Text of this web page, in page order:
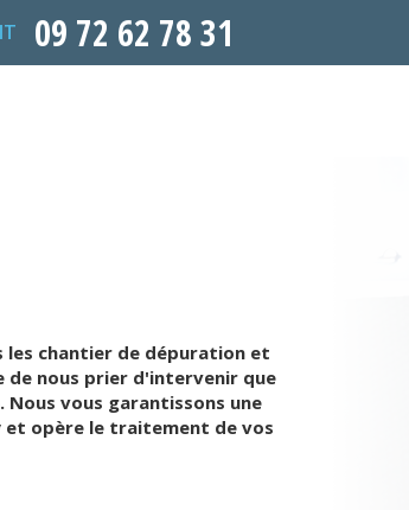
09 72 62 78 31
les chantier de dépuration et
de nous prier d'intervenir que
vous garantissons une
et opère le traitement de vos